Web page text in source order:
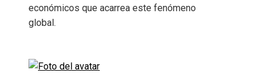
económicos que acarrea este fenómeno
global.